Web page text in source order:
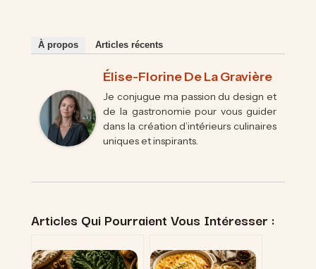
À propos Articles récents
Élise-Florine De La Gravière
Je conjugue ma passion du design et
de la gastronomie pour vous guider
dans la création d’intérieurs culinaires
uniques et inspirants.
Articles Qui Pourraient Vous Intéresser :